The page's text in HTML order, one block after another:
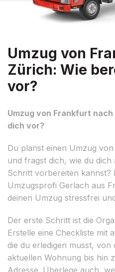
Umzug von
Zürich: Wie
vor?
Umzug von Frankfurt
dich vor?
Du planst einen Umzug
und fragst dich, wie du dich
Schritt vorbereiten kannst?
Umzugsprofi Gerlach aus
deinen Umzug stressfrei
Der erste Schritt ist die
Erstelle eine Checkliste mit
die du erledigen musst, von
aktuellen Wohnung bis hin
Adresse. Überlege auch,